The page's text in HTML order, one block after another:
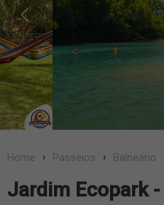
Home Passeios Balneário
Jardim Ecopark